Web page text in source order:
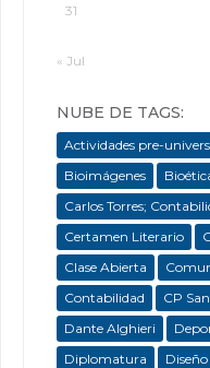
31
« Jul
NUBE DE TAGS:
Actividades pre-
Bioimágenes
Carlos Torres;
Certamen Literario
Clase Abierta
Contabilidad
CP
Dante Alghieri
Diplomatura